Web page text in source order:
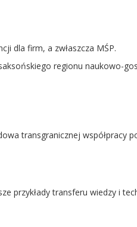
dla firm, a zwłaszcza MŚP.
regionu naukowo-
transgranicznej współpracy
przykłady transferu wiedzy i